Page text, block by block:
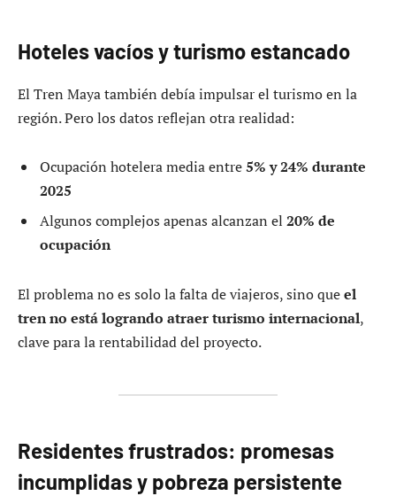
Hoteles vacíos y turismo estancado
El Tren Maya también debía impulsar el turismo en la
región. Pero los datos reflejan otra realidad:
Ocupación hotelera media entre5% y 24% durante
2025
Algunos complejos apenas alcanzan el 20% de
ocupación
El problema no es solo la falta de viajeros, sino queel
tren no está logrando atraer turismo internacional,
clave para la rentabilidad del proyecto.
Residentes frustrados: promesas
incumplidas y pobreza persistente